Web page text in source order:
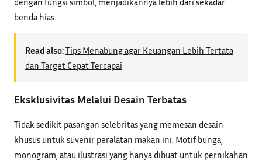
benda hias.
Read also:Tips Menabung agar Keuangan Lebih Tertata
dan Target Cepat Tercapai
Eksklusivitas Melalui Desain Terbatas
Tidak sedikit pasangan selebritas yang memesan desain
khusus untuk suvenir peralatan makan ini. Motif bunga,
monogram, atau ilustrasi yang hanya dibuat untuk pernikahan